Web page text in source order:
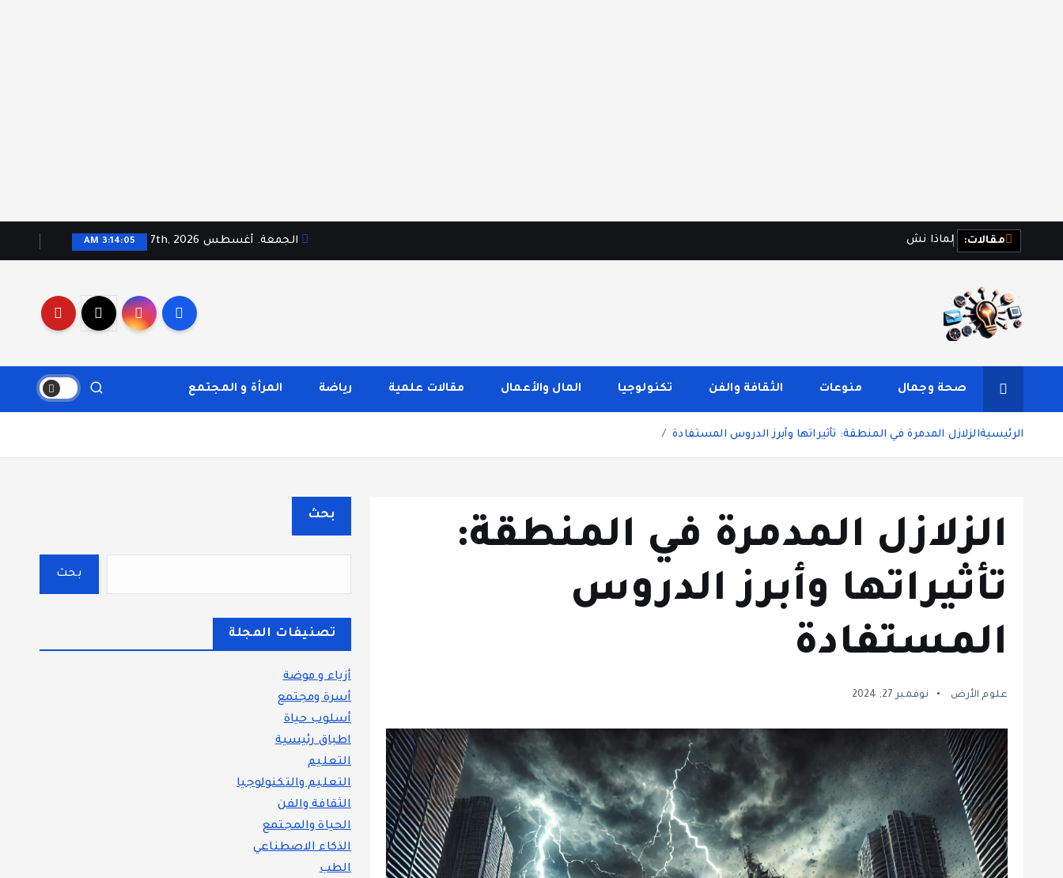
مقالات: لماذا نش ع الجمعة. أغسطس 7th, 2026 3:14:06 AM
ونصائح يومية تركز على أسلوب الحياة الحديث، بالإضافة إلى تغطية مواضيع تتعلق بالأمومة والعناية الشخصية. الموقع مقسم بوضوح إلى أقسام ليسهل التنقل ويضمن تقديم تجربة
مستخدم سلسة
صحة وجمال منوعات الثقافة والفن تكنولوجيا المال والأعمال مقالات علمية رياضة المرأة و المجتمع
الرئيسيةالزلازل المدمرة في المنطقة: تأثيراتها وأبرز الدروس المستفادة
الزلازل المدمرة في المنطقة:
تأثيراتها وأبرز الدروس
المستفادة
علوم الأرض نوفمبر 27, 2024
بحث
بحث
تصنيفات المجلة
أزياء و موضة
أسرة ومجتمع
أسلوب حياة
اطباق رئيسية
التعليم
التعليم والتكنولوجيا
الثقافة والفن
الحياة والمجتمع
الذكاء الاصطناعي
الطب